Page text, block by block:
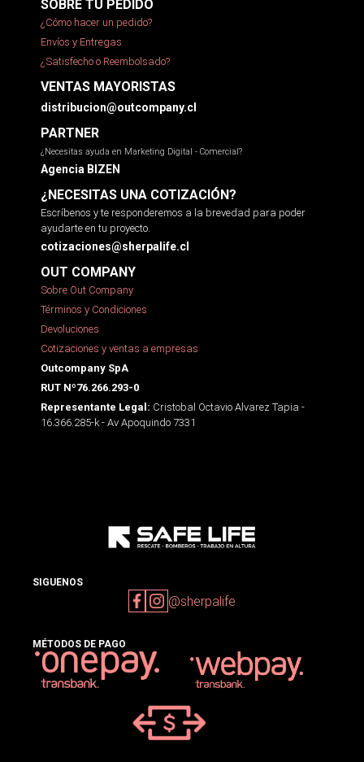
SOBRE TU PEDIDO
¿Cómo hacer un pedido?
Envíos y Entregas
¿Satisfecho o Reembolsado?
VENTAS MAYORISTAS
distribucion@outcompany.cl
PARTNER
¿Necesitas ayuda en Marketing Digital - Comercial?
Agencia BIZEN
¿NECESITAS UNA COTIZACIÓN?
Escríbenos y te responderemos a la brevedad para poder
ayudarte en tu proyecto.
cotizaciones@sherpalife.cl
OUT COMPANY
Sobre Out Company
Términos y Condiciones
Devoluciones
Cotizaciones y ventas a empresas
Outcompany SpA
RUT Nº76.266.293-0
Representante Legal: Cristobal Octavio Alvarez Tapia -
16.366.285-k - Av Apoquindo 7331
SIGUENOS
@sherpalife
MÉTODOS DE PAGO